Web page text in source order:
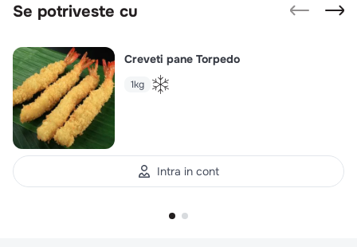
Se potriveste cu
Creveti pane Torpedo
1kg
Intra in cont